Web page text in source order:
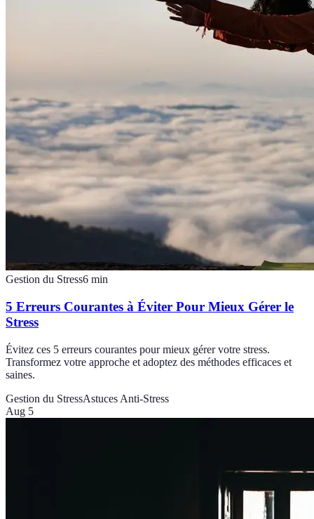
Gestion du Stress6 min
5 Erreurs Courantes à Éviter Pour Mieux Gérer le
Stress
Évitez ces 5 erreurs courantes pour mieux gérer votre stress.
Transformez votre approche et adoptez des méthodes efficaces et
saines.
Gestion du StressAstuces Anti-Stress
Aug 5